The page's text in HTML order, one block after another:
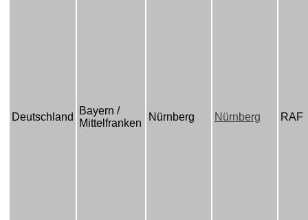
Deutschland
Bayern /
Mittelfranken
Nürnberg Nürnberg RAF